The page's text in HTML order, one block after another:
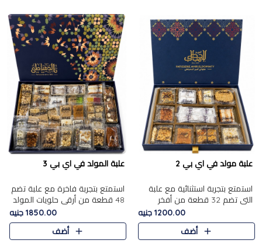
علبة مولد في اي بي 2
استمتع بتجربة استثنائية مع علبة
التي تضم 32 قطعة من أفخر
حلويات المولد الشرقية، في تشكيلة
تجمع بين الأصالة والاختيارات
الفاخرة. تحتوي العلبة..
1200.00 جنيه
أضف
علبة المولد في اي بي 3
استمتع بتجربة فاخرة مع علبة تضم
48 قطعة من أرقى حلويات المولد
الشرقية، في تشكيلة تجمع بين
الأصناف التقليدية الفاخرة والاختيارات
1850.00 جنيه
أضف